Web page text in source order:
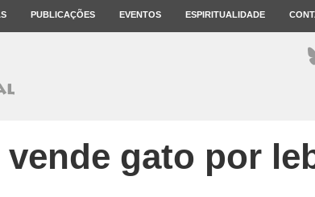
PUBLICAÇÕES EVENTOS ESPIRITUALIDADE
vende gato por